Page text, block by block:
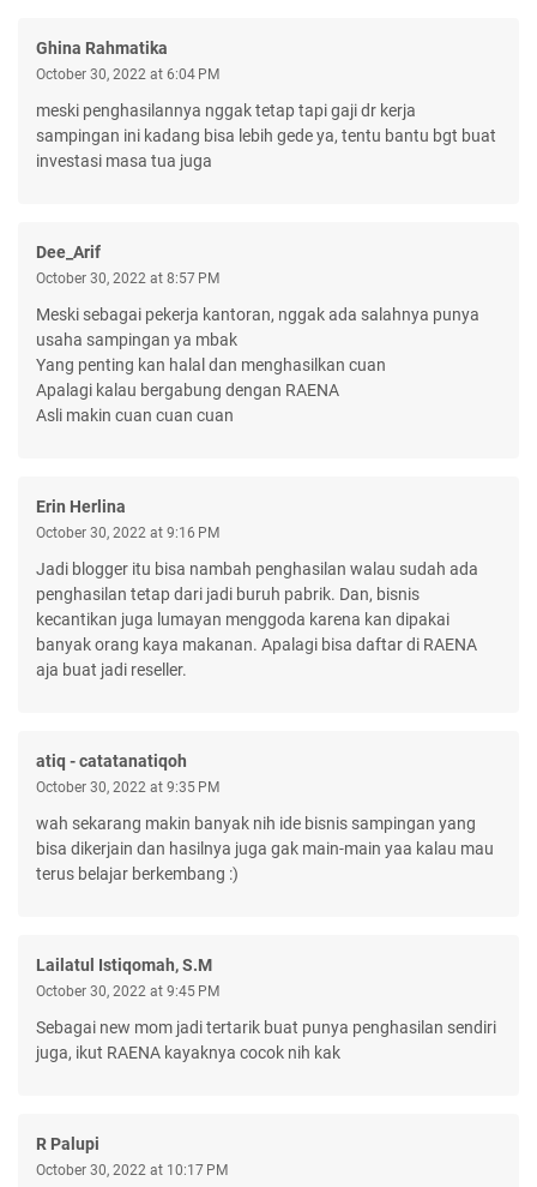
Ghina Rahmatika
October 30, 2022 at 6:04 PM
meski penghasilannya nggak tetap tapi gaji dr kerja
sampingan ini kadang bisa lebih gede ya, tentu bantu bgt buat
investasi masa tua juga
Dee_Arif
October 30, 2022 at 8:57 PM
Meski sebagai pekerja kantoran, nggak ada salahnya punya
usaha sampingan ya mbak
Yang penting kan halal dan menghasilkan cuan
Apalagi kalau bergabung dengan RAENA
Asli makin cuan cuan cuan
Erin Herlina
October 30, 2022 at 9:16 PM
Jadi blogger itu bisa nambah penghasilan walau sudah ada
penghasilan tetap dari jadi buruh pabrik. Dan, bisnis
kecantikan juga lumayan menggoda karena kan dipakai
banyak orang kaya makanan. Apalagi bisa daftar di RAENA
aja buat jadi reseller.
atiq - catatanatiqoh
October 30, 2022 at 9:35 PM
wah sekarang makin banyak nih ide bisnis sampingan yang
bisa dikerjain dan hasilnya juga gak main-main yaa kalau mau
terus belajar berkembang :)
Lailatul Istiqomah, S.M
October 30, 2022 at 9:45 PM
Sebagai new mom jadi tertarik buat punya penghasilan sendiri
juga, ikut RAENA kayaknya cocok nih kak
R Palupi
October 30, 2022 at 10:17 PM